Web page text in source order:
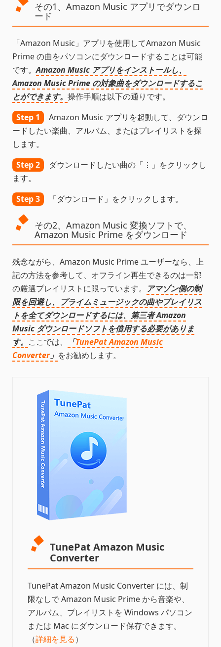
その1、Amazon Music アプリでダウンロ
ード
「Amazon Music」アプリを使用してAmazon Music
Prime の曲をパソコンにダウンロードすることは可能
です。Amazon Music アプリをインストールし、
Amazon Music Prime の対象曲をダウンロードするこ
とができます。 操作手順は以下の通りです。
Step 1
Amazon Music アプリを起動して、ダウンロ
ードしたい楽曲、アルバム、またはプレイリストを探
します。
Step 2
ダウンロードしたい曲の「⋮」をクリックし
ます。
Step 3
「ダウンロード」をクリックします。
その2、Amazon Music 変換ソフトで、
Amazon Music Prime をダウンロード
残念ながら、Amazon Music Prime ユーザーなら、上
記の方法を参考して、オフライン再生できるのは一部
の厳選プレイリストに限っています。 アマゾン側の制
限を回避し、プライムミュージックの曲やプレイリス
トを全てダウンロードするには、第三者 Amazon
Music ダウンロードソフトを借用する必要がありま
す。 ここでは、 「TunePat Amazon Music
Converter」 をお勧めします。
TunePat Amazon Music
Converter
TunePat Amazon Music Converter には、制
限なしで Amazon Music Prime から音楽や、
アルバム、プレイリストを Windows パソコン
または Mac にダウンロード保存できます。
（詳細を見る）